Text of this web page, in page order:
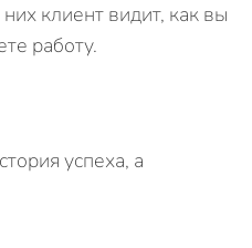
клиент видит, как вы
работу.
успеха, а